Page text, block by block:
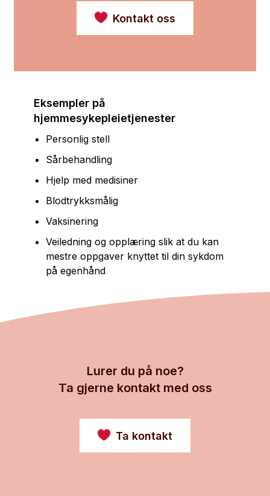
Kontakt oss
Eksempler på
hjemmesykepleietjenester
Personlig stell
Sårbehandling
Hjelp med medisiner
Blodtrykksmålig
Vaksinering
Veiledning og opplæring slik at du kan
mestre oppgaver knyttet til din sykdom
på egenhånd
Lurer du på noe?
Ta gjerne kontakt med oss
Ta kontakt